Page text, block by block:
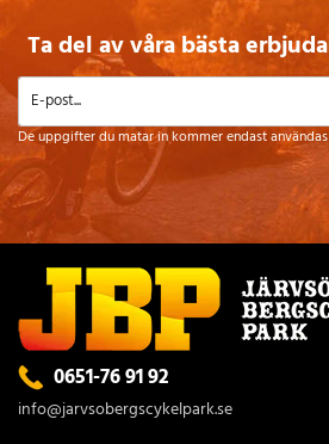
Ta del av våra bästa
De uppgifter du matar in kommer endast
0651-76 91 92
info@jarvsobergscykelpark.se